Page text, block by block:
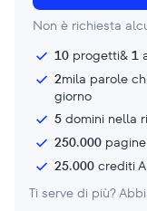
Non è richiesta
10 progetti& 1
2mila parole
giorno
5 domini nella
250.000
25.000 crediti
Ti serve di più?